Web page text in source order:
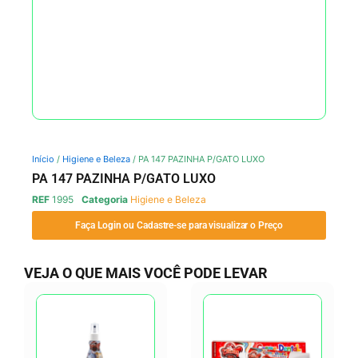
Início / Higiene e Beleza / PA 147 PAZINHA P/GATO LUXO
PA 147 PAZINHA P/GATO LUXO
REF 1995 Categoria Higiene e Beleza
Faça Login ou Cadastre-se para visualizar o Preço
VEJA O QUE MAIS VOCÊ PODE LEVAR